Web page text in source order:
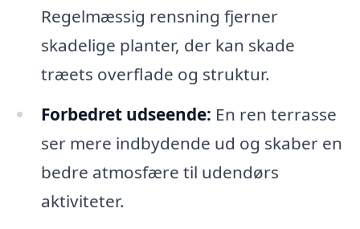
Regelmæssig rensning fjerner
skadelige planter, der kan skade
træets overflade og struktur.
Forbedret udseende: En ren terrasse
ser mere indbydende ud og skaber en
bedre atmosfære til udendørs
aktiviteter.